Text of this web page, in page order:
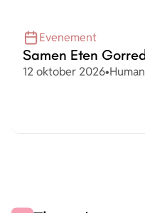
Evenement
Samen Eten
Datum
12 oktober 2026•